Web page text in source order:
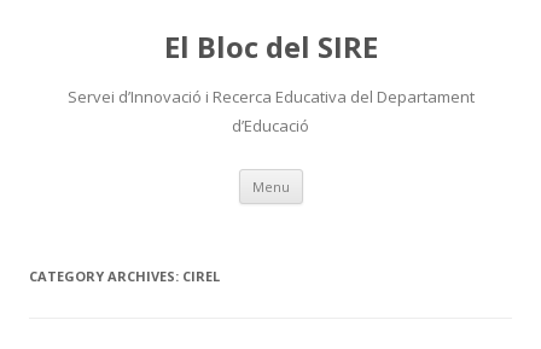
El Bloc del SIRE
Servei d’Innovació i Recerca Educativa del Departament
d’Educació
Menu Skip
content
CATEGORY ARCHIVES: CIREL